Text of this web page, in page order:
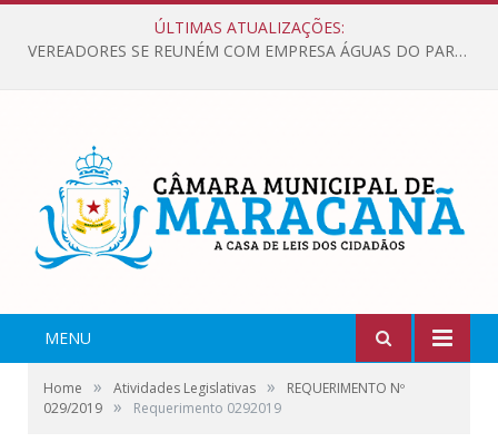
ÚLTIMAS ATUALIZAÇÕES:
VEREADORES SE REUNÉM COM EMPRESA ÁGUAS DO PARÁ, PARA APRESENTAR REIVINDICAÇÕES E MELHORIAS NA QUALIDADE DOS SERVIÇOS OFERECIDOS Á POPULAÇÃO.
MENU
Home » Atividades Legislativas »
REQUERIMENTO Nº
029/2019 » Requerimento 0292019